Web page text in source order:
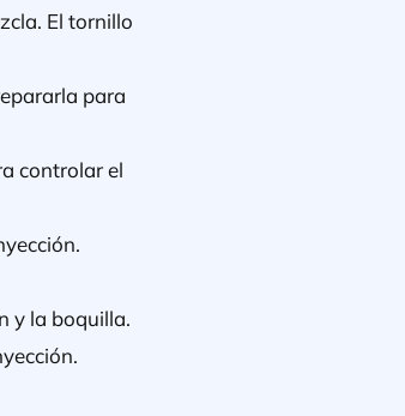
El tornillo
para
controlar el
y la boquilla.